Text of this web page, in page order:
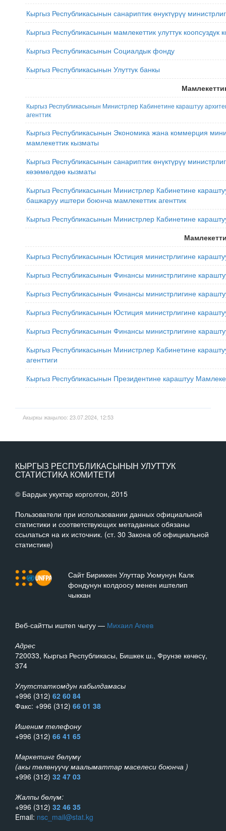
Кыргыз Республикасынын санариптик өнуктүрүү
Кыргыз Республикасынын мамлекеттик улуттук коопсуздук
Кыргыз Республикасынын Социалдык фонду
Кыргыз Республикасынын Улуттук банкы
Кыргыз Республикасынын Министрлер Кабинетине караштуу
агенттик
Кыргыз Республикасынын Экономика жана коммерция
мамлекеттик кызматы
Кыргыз Республикасынын санариптик өнүктүрүү
көзөмөлдөө кызматы
Кыргыз Республикасынын Министрлер Кабинетине
башкаруу иштери боюнча мамлекеттик агенттик
Кыргыз Республикасынын Министрлер Кабинетине
Кыргыз Республикасынын Юстиция министрлигине
Кыргыз Республикасынын Финансы министрлигине
Кыргыз Республикасынын Финансы министрлигине
Кыргыз Республикасынын Юстиция министрлигине
Кыргыз Республикасынын Финансы министрлигине
Кыргыз Республикасынын Министрлер Кабинетине
агенттиги
Кыргыз Республикасынын Президентине караштуу
Акыркы жаңылоо: 23.07.2024, 12:53
КЫРГЫЗ РЕСПУБЛИКАСЫНЫН УЛУТТУК
СТАТИСТИКА КОМИТЕТИ
© Бардык укуктар корголгон, 2015
Пользователи при использовании данных официальной
статистики и соответствующих метаданных обязаны
ссылаться на их источник. (ст. 30 Закона об официальной
статистике)
Сайт Бириккен Улуттар Уюмунун Калк
фондунун колдоосу менен иштелип
чыккан
Веб-сайтты иштеп чыгуу — Михаил Агеев
Адрес
720033, Кыргыз Республикасы, Бишкек ш., Фрунзе көчөсү,
374
Улутстаткомдун кабылдамасы
+996 (312) 62 60 84
Факс: +996 (312) 66 01 38
Ишеним телефону
+996 (312) 66 41 65
Маркетинг бөлүмү
(акы төлөнүүчү маалыматтар маселеси боюнча )
+996 (312) 32 47 03
Жалпы бөлүм:
+996 (312) 32 46 35
Email: nsc_mail@stat.kg